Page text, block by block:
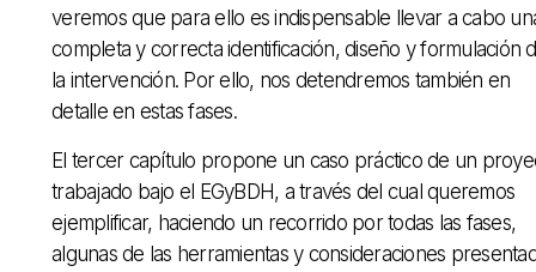
veremos que para ello es indispensable llevar a cabo
completa y correcta identificación, diseño y formulación
la intervención. Por ello, nos detendremos también en
detalle en estas fases.
El tercer capítulo propone un caso práctico de un
trabajado bajo el EGyBDH, a través del cual queremos
ejemplificar, haciendo un recorrido por todas las fases,
algunas de las herramientas y consideraciones